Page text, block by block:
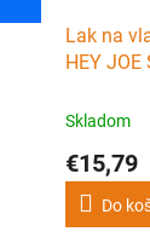
Lak na
HEY JOE
Skladom
€15,79
Do